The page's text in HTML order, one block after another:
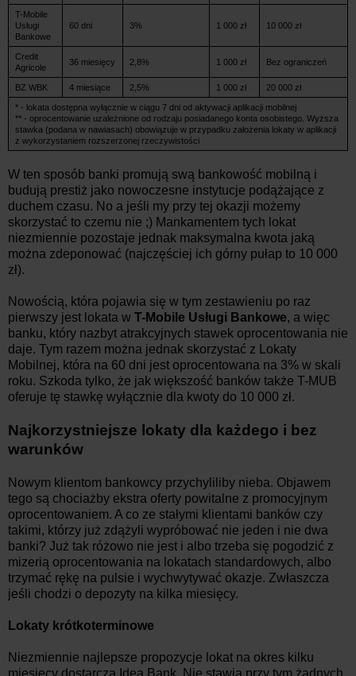
T-Mobile
Usługi
Bankowe
60 dni 3% 1 000 zł 10 000 zł
Credit
Agricole
36 miesięcy 2,8% 1 000 zł Bez ograniczeń
BZ WBK 4 miesiące 2,5% 1 000 zł 20 000 zł
* - lokata dostępna wyłącznie w ciągu 7 dni od aktywacji aplikacji mobilnej
** - oprocentowanie uzależnione od rodzaju posiadanego konta osobistego. Wyższa
stawka (podana w nawiasach) obowiązuje w przypadku założenia lokaty w aplikacji
z wykorzystaniem rozszerzonej rzeczywistości
W ten sposób banki promują swą bankowość mobilną i
budują prestiż jako nowoczesne instytucje podążające z
duchem czasu. No a jeśli my przy tej okazji możemy
skorzystać to czemu nie ;) Mankamentem tych lokat
niezmiennie pozostaje jednak maksymalna kwota jaką
można zdeponować (najczęściej ich górny pułap to 10 000
zł).
Nowością, która pojawia się w tym zestawieniu po raz
pierwszy jest lokata w T-Mobile Usługi Bankowe, a więc
banku, który nazbyt atrakcyjnych stawek oprocentowania nie
daje. Tym razem można jednak skorzystać z Lokaty
Mobilnej, która na 60 dni jest oprocentowana na 3% w skali
roku. Szkoda tylko, że jak większość banków także T-MUB
oferuje tę stawkę wyłącznie dla kwoty do 10 000 zł.
Najkorzystniejsze lokaty dla każdego i bez
warunków
Nowym klientom bankowcy przychyliliby nieba. Objawem
tego są chociażby ekstra oferty powitalne z promocyjnym
oprocentowaniem. A co ze stałymi klientami banków czy
takimi, którzy już zdążyli wypróbować nie jeden i nie dwa
banki? Już tak różowo nie jest i albo trzeba się pogodzić z
mizerią oprocentowania na lokatach standardowych, albo
trzymać rękę na pulsie i wychwytywać okazje. Zwłaszcza
jeśli chodzi o depozyty na kilka miesięcy.
Lokaty krótkoterminowe
Niezmiennie najlepsze propozycje lokat na okres kilku
miesięcy dostarcza Idea Bank. Nie stawia przy tym żadnych